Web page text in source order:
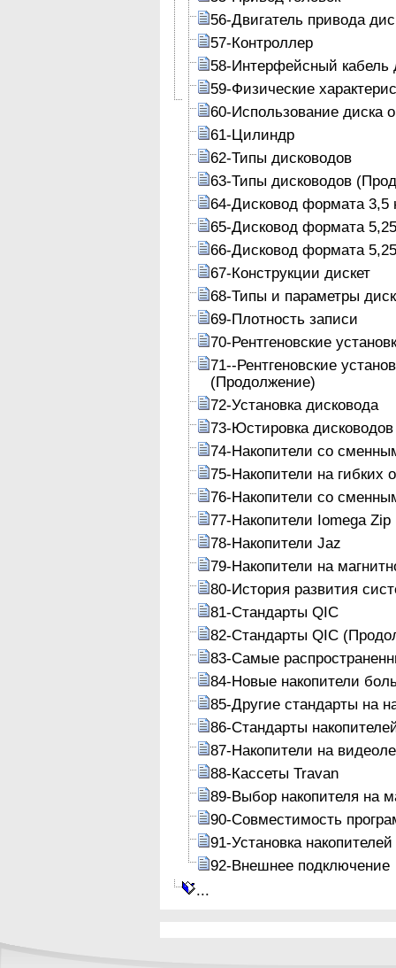
56-Двигатель привода
57-Контроллер
58-Интерфейсный кабель
59-Физические
60-Использование диска
61-Цилиндр
62-Типы дисководов
63-Типы дисководов
64-Дисковод формата 3,5
65-Дисковод формата
66-Дисковод формата
67-Конструкции дискет
68-Типы и параметры
69-Плотность записи
70-Рентгеновские
71--Рентгеновские
(Продолжение)
72-Установка дисковода
73-Юстировка дисководов
74-Накопители со
75-Накопители на гибких
76-Накопители со
77-Накопители Iomega Zip
78-Накопители Jaz
79-Накопители на
80-История развития
81-Стандарты QIC
82-Стандарты QIC
83-Самые
84-Новые накопители
85-Другие стандарты на
86-Стандарты
87-Накопители на
88-Кассеты Travan
89-Выбор накопителя на
90-Совместимость
91-Установка
92-Внешнее подключение